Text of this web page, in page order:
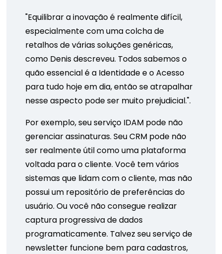
"Equilibrar a inovação é realmente difícil,
especialmente com uma colcha de
retalhos de várias soluções genéricas,
como Denis descreveu. Todos sabemos o
quão essencial é a Identidade e o Acesso
para tudo hoje em dia, então se atrapalhar
nesse aspecto pode ser muito prejudicial.".
Por exemplo, seu serviço IDAM pode não
gerenciar assinaturas. Seu CRM pode não
ser realmente útil como uma plataforma
voltada para o cliente. Você tem vários
sistemas que lidam com o cliente, mas não
possui um repositório de preferências do
usuário. Ou você não consegue realizar
captura progressiva de dados
programaticamente. Talvez seu serviço de
newsletter funcione bem para cadastros,